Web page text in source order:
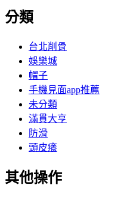
分類
台北削骨
娛樂城
帽子
手機見面app推薦
未分類
滿貫大亨
防滑
頭皮癢
其他操作